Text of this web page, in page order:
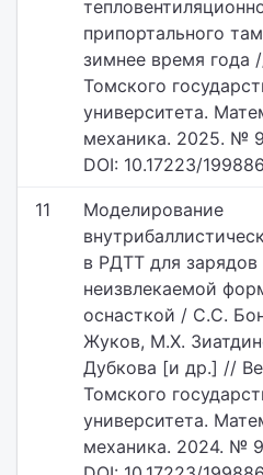
припортального
зимнее время года
Томского
университета.
механика. 2025. №
DOI: 10.17223/
11
Моделирование
в РДТТ для зарядов
неизвлекаемой
оснасткой / С.С.
Жуков, М.Х.
Дубкова [и др.] //
Томского
университета.
механика. 2024. №